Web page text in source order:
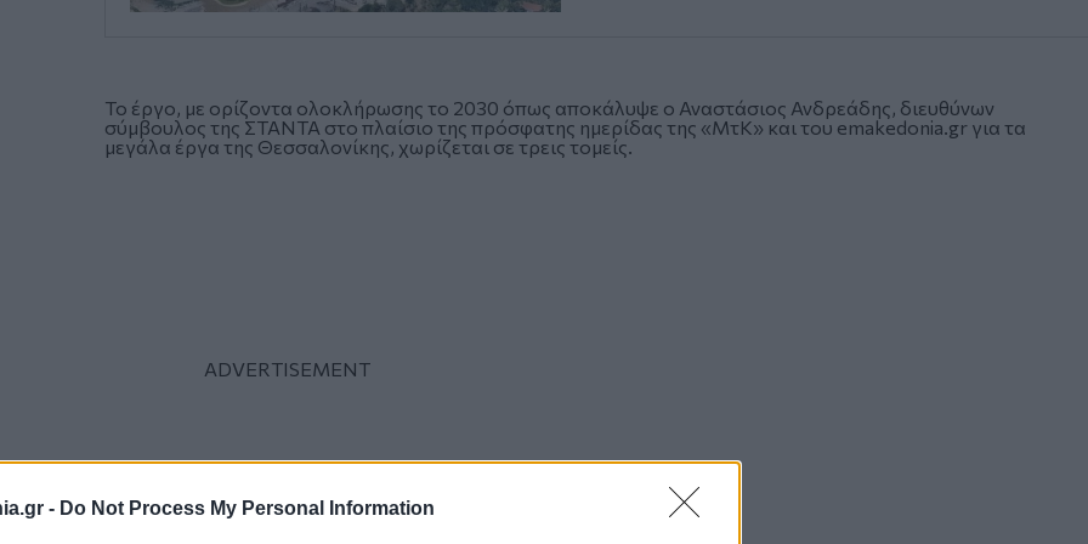
- Do Not Process My Personal Information
Το έργο, με ορίζοντα ολοκλήρωσης το 2030 όπως αποκάλυψε ο Αναστάσιος Ανδρεάδης, διευθύνων
σύμβουλος της ΣΤΑΝΤΑ στο πλαίσιο της πρόσφατης ημερίδας της «ΜτΚ» και του emakedonia.gr για τα
μεγάλα έργα της Θεσσαλονίκης, χωρίζεται σε τρεις τομείς.